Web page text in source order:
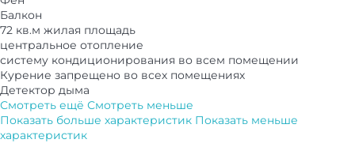
Балкон
72 кв.м жилая площадь
центральное отопление
систему кондиционирования во всем помещении
Курение запрещено во всех помещениях
Детектор дыма
Смотреть ещё Смотреть меньше
Показать больше характеристик Показать меньше
характеристик